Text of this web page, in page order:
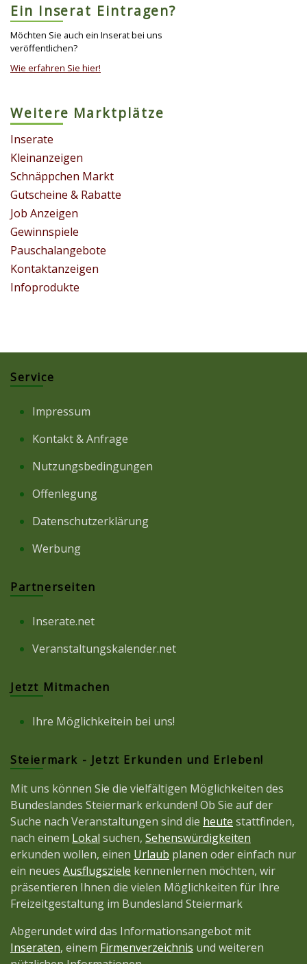
Ein Inserat Eintragen?
Möchten Sie auch ein Inserat bei uns
veröffentlichen?
Wie erfahren Sie hier!
Weitere Marktplätze
Inserate
Kleinanzeigen
Schnäppchen Markt
Gutscheine & Rabatte
Job Anzeigen
Gewinnspiele
Pauschalangebote
Kontaktanzeigen
Infoprodukte
Service
Impressum
Kontakt & Anfrage
Nutzungsbedingungen
Offenlegung
Datenschutzerklärung
Werbung
Partnerseiten
Inserate.net
Veranstaltungskalender.net
Jetzt Mitmachen
Ihre Möglichkeitein bei uns!
Steiermark - Jetzt Erkunden und Erleben!
Mit uns können Sie die vielfältigen Möglichkeiten des
Bundeslandes Steiermark erkunden! Ob Sie auf der
Suche nach Veranstaltungen sind die heute stattfinden,
nach einem Lokal suchen, Sehenswürdigkeiten
erkunden wollen, einen Urlaub planen oder einfach nur
ein neues Ausflugsziele kennenlernen möchten, wir
präsentieren Ihnen die vielen Möglichkeiten für Ihre
Freizeitgestaltung im Bundesland Steiermark
Abgerundet wird das Informationsangebot mit
Inseraten, einem Firmenverzeichnis und weiteren